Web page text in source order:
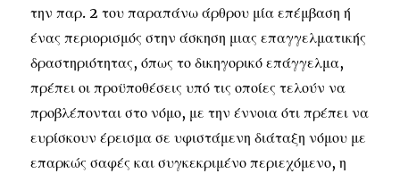
την παρ. 2 του παραπάνω άρθρου μία επέμβαση ή
ένας περιορισμός στην άσκηση μιας επαγγελματικής
δραστηριότητας, όπως το δικηγορικό επάγγελμα,
πρέπει οι προϋποθέσεις υπό τις οποίες τελούν να
προβλέπονται στο νόμο, με την έννοια ότι πρέπει να
ευρίσκουν έρεισμα σε υφιστάμενη διάταξη νόμου με
επαρκώς σαφές και συγκεκριμένο περιεχόμενο, η